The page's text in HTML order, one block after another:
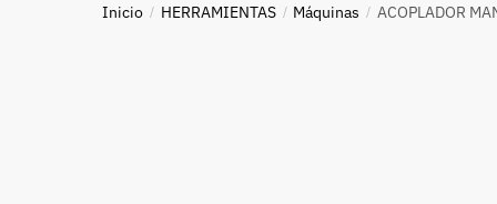
Inicio / HERRAMIENTAS / Máquinas / ACOPLADOR